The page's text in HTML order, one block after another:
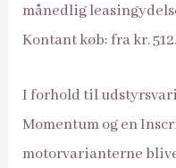
månedlig
Kontant køb: fra kr.
I forhold til
Momentum og en
motorvarianterne